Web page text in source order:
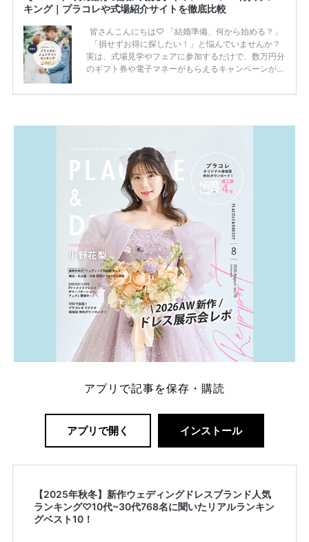
キング｜プラコレや式場紹介サイトを徹底比較
皆さんこんにちは♡ 「結婚準備、何から始める？」
「損せずお得に探したい！」と悩んでいませんか？
実は、式場見学やフェアに参加するだけで、数万円分
のギフト券や電子マネーがもらえるキャンペーンがあ
ため、比較せずに選ぶと損をしてしまうことも……。
一番お得？」「プラコレの特典は？」といった疑問も
解決します。 まずは診断で候補を絞れる「ウェディ
ング診断」か、体験型 […]続きを読む
アプリで記事を保存・購読
アプリで開く インストール
【2025年秋冬】新作ウェディングドレスブランド人気
ランキング♡10代~30代768名に聞いたリアルランキン
グベスト10！